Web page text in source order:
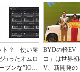
ト？ 使い勝
わったオムロ
プンな”IO-L
BYDの軽EV
コ」は世界
V、新開発の